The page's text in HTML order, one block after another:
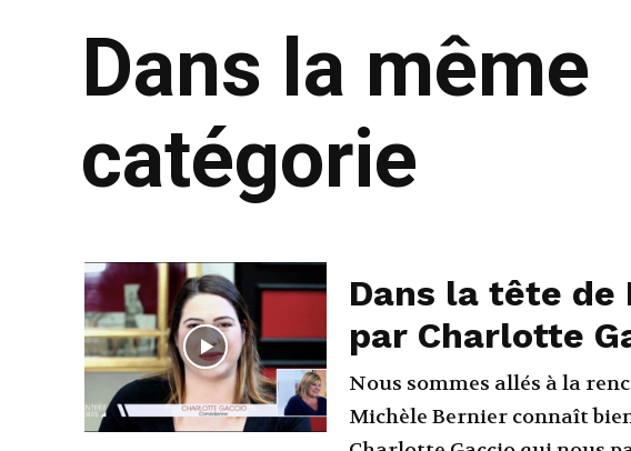
Dans la même
catégorie
Dans la tête de
par Charlotte
Nous sommes allés à la
Michèle Bernier connaît